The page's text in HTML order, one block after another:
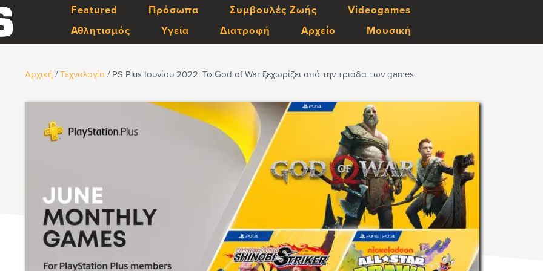
Featured Πρόσωπα Συμβουλές Ζωής
Videogames
Αθλητισμός
Υγεία Διατροφή Αρχείο Μουσική
Αρχική / Τεχνολογία /PS Plus Ιουνίου 2022: Το God of War ξεχωρίζει από την τριάδα των games